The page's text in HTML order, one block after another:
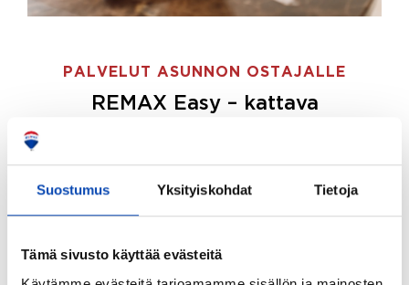
Suostumus Yksityiskohdat Tietoja
Tämä sivusto käyttää evästeitä
PALVELUT ASUNNON OSTAJALLE
REMAX Easy – kattava
ostajille.
Tee ostotoimeksianto ja etsimme juuri